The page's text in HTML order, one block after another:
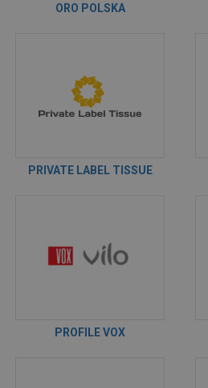
ORO POLSKA
PRIVATE LABEL TISSUE
PROFILE VOX